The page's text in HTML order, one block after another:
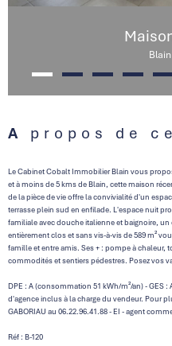
A propos de
Le Cabinet Cobalt Immobilier Blain vous
et à moins de 5 kms de Blain, cette maison
de la pièce de vie offre la convivialité d'un
terrasse plein sud en enfilade. L'espace nuit
familiale avec douche italienne et baignoire,
entièrement clos et sans vis-à-vis de 589 m²
famille et entre amis. Ses + : pompe à
commodités et sentiers pédestres. Posez vos
DPE : A (consommation 51 kWh/m²/an) - GES :
d'agence inclus à la charge du vendeur. Pour
GABORIAU au 06.22.96.41.88 - EI - agent
Réf : B-120